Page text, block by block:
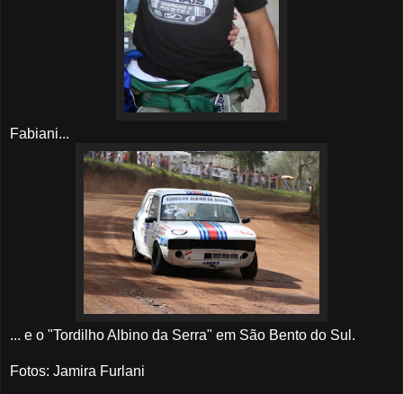
Fabiani...
... e o "Tordilho Albino da Serra" em São Bento do Sul.
Fotos: Jamira Furlani